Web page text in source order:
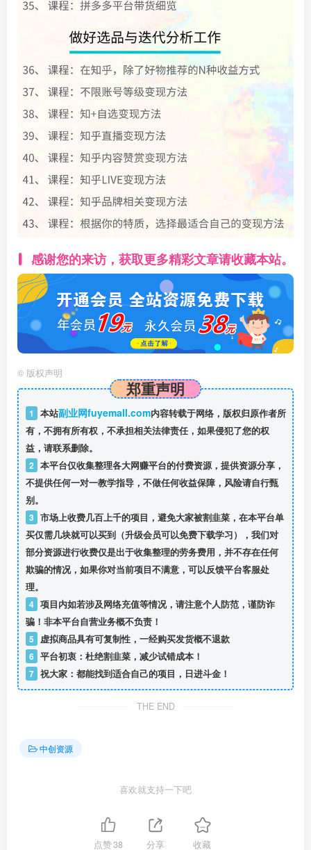
感谢您的来访，获取更多精彩文章请收藏本站。
© 版权声明
郑重声明
1 本站副业网fuyemall.com内容转载于网络，版权归原作者所
有，不拥有所有权，不承担相关法律责任，如果侵犯了您的权
益，请联系删除。
2 本平台仅收集整理各大网赚平台的付费资源，提供资源分享，
不提供任何一对一教学指导，不做任何收益保障，风险请自行甄
别。
3 市场上收费几百上千的项目，避免大家被割韭菜，在本平台单
买仅需几块就可以买到（升级会员可以免费下载学习），我们对
部分资源进行收费仅是出于收集整理的劳务费用，并不存在任何
欺骗的情况，如果你对当前项目不满意，可以反馈平台客服处
理。
4 项目内如若涉及网络充值等情况，请注意个人防范，谨防诈
骗！非本平台自营业务概不负责！
5
虚拟商品具有可复制性，一经购买发货概不退款
6 平台初衷：杜绝割韭菜，减少试错成本！
7 祝大家：都能找到适合自己的项目，日进斗金！
THE END
中创资源
喜欢就支持一下吧
点赞38 分享 收藏